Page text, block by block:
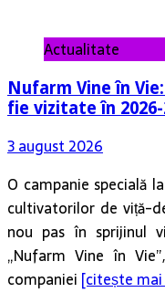
Actualitate
Nufarm Vine în
fie vizitate în 2026-
3 august 2026
O campanie specială
cultivatorilor de viță-
nou pas în sprijinul
„Nufarm Vine în
companiei [citește